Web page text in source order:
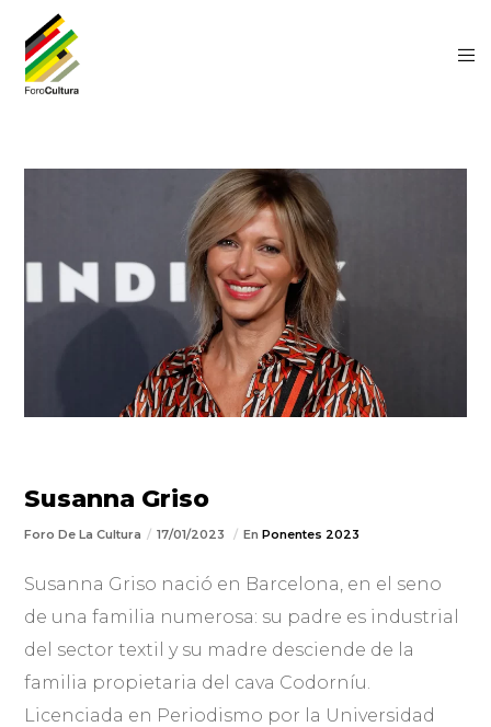
Susanna Griso
Foro De La Cultura 17/01/2023 EnPonentes 2023
Susanna Griso nació en Barcelona, en el seno
de una familia numerosa: su padre es industrial
del sector textil y su madre desciende de la
familia propietaria del cava Codorníu.​
Licenciada en Periodismo por la Universidad